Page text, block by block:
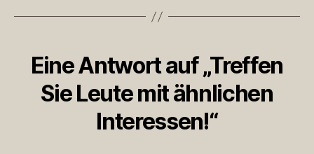
Eine Antwort auf „Treffen
Sie Leute mit ähnlichen
Interessen!“